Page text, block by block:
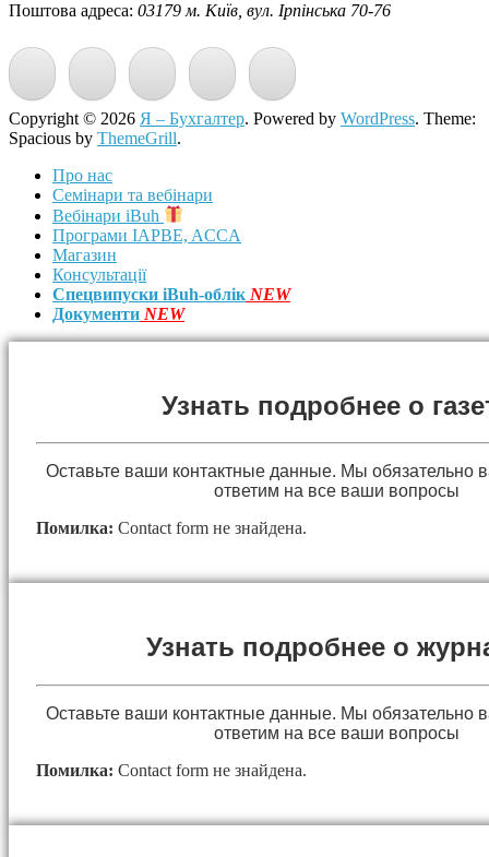
Поштова адреса: 03179 м. Київ, вул. Ірпінська 70-76
Copyright © 2026 Я – Бухгалтер. Powered by WordPress. Theme:
Spacious by ThemeGrill.
Про нас
Семінари та вебінари
Вебінари iBuh
Програми IAPBE, ACCA
Магазин
Консультації
Спецвипуски iBuh-облік NEW
Документи NEW
Узнать подробнее о
Оставьте ваши контактные данные. Мы обязательно
ответим на все ваши вопросы
Помилка: Contact form не знайдена.
Узнать подробнее о
Оставьте ваши контактные данные. Мы обязательно
ответим на все ваши вопросы
Помилка: Contact form не знайдена.